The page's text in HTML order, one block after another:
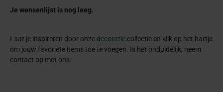
Je wensenlijst is nog leeg.
Laat je inspireren door onze decoratie collectie en klik op het hartje
om jouw favoriete items toe te voegen. Is het onduidelijk, neem
contact op met ons.